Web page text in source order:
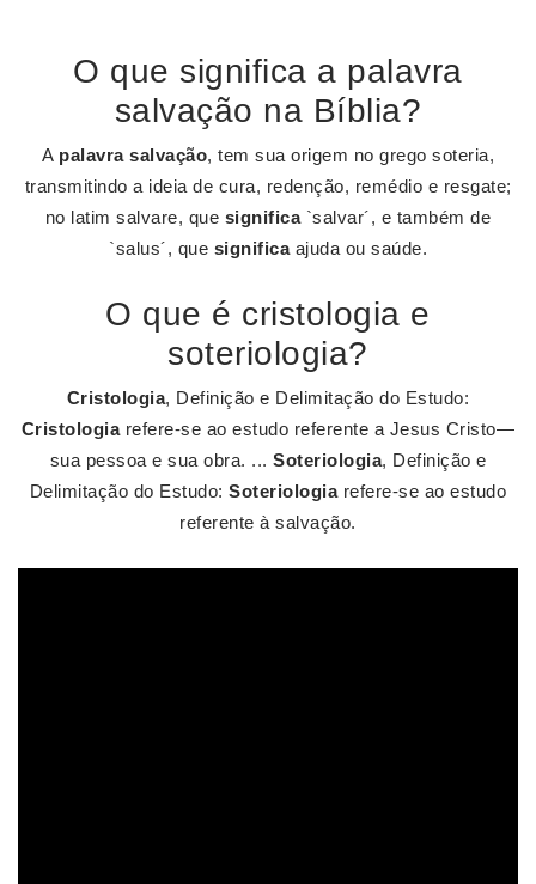
O que significa a palavra
salvação na Bíblia?
A palavra salvação, tem sua origem no grego soteria,
transmitindo a ideia de cura, redenção, remédio e resgate;
no latim salvare, que significa`salvar´, e também de
`salus´, que significaajuda ou saúde.
O que é cristologia e
soteriologia?
Cristologia, Definição e Delimitação do Estudo:
Cristologiarefere-se ao estudo referente a Jesus Cristo—
sua pessoa e sua obra. ... Soteriologia, Definição e
Delimitação do Estudo:Soteriologiarefere-se ao estudo
referente à salvação.